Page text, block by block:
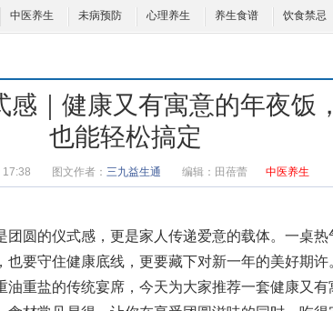
中医养生 未病预防 心理养生 养生食谱 饮食禁忌
感｜健康又有寓意的年夜饭
也能轻松搞定
图文作者： 三九益生通 编辑： 田蓓蕾 中医养生
圆的仪式感，更是家人传递爱意的载体。一桌热
要守住健康底线，更要藏下对新一年的美好期许
油重盐的传统宴席，今天为大家推荐一套健康又有